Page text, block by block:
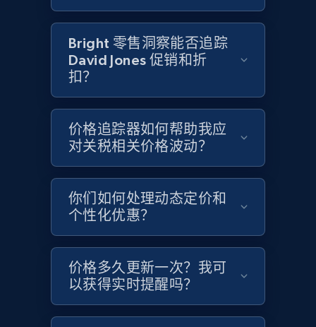
Home Depot US
URL, Domain, Country code, Model number,
Sku, Product id, Product name, Manufacturer,
and more.
2.1K+ 355+
Home Depot US - Gather data on products
using specified keywords
URL, Domain, Country code, Model number,
Sku, Product id, Product name, Manufacturer,
and more.
Bright 零售洞察能否追踪
David Jones 促销和折
扣？
价格追踪器如何帮助我应
对关税相关价格波动？
你们如何处理动态定价和
个性化优惠？
价格多久更新一次？我可
以获得实时提醒吗？